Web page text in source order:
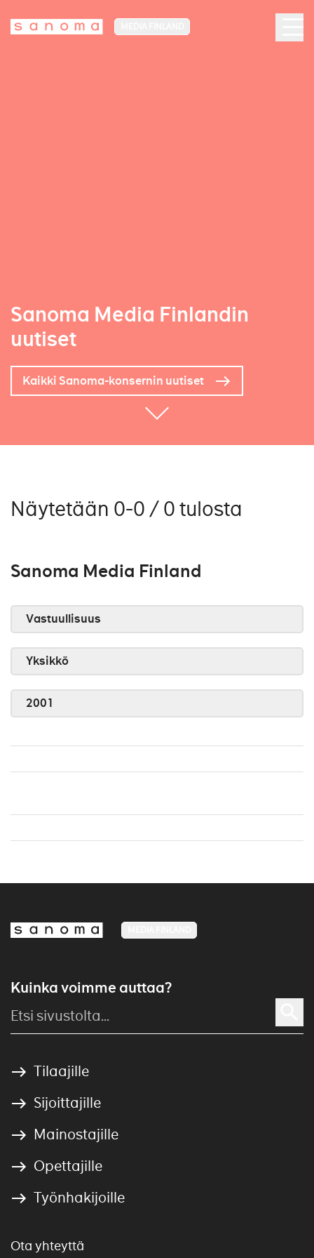
Sanoma Media Finlandin
uutiset
Kaikki Sanoma-konsernin uutiset
Näytetään 0-0 / 0 tulosta
Sanoma Media Finland
Vastuullisuus
Yksikkö
2001
Kuinka voimme auttaa?
Tilaajille
Sijoittajille
Mainostajille
Opettajille
Työnhakijoille
Ota yhteyttä